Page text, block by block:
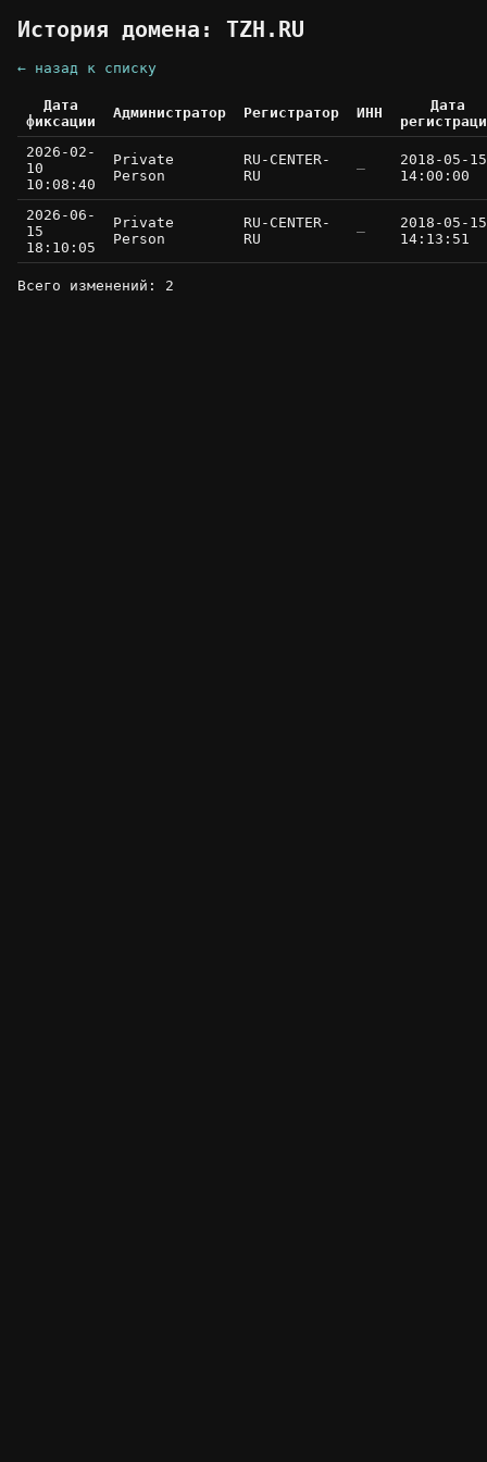
История домена: TZH.RU
← назад к списку
Дата
фиксации
Администратор Регистратор ИНН
Дата
2026-02-
10
10:08:40
Private
Person
RU-CENTER-
RU
—
2018-05-15
14:00:00
2026-06-
15
18:10:05
Private
Person
RU-CENTER-
RU
—
2018-05-15
14:13:51
Всего изменений: 2